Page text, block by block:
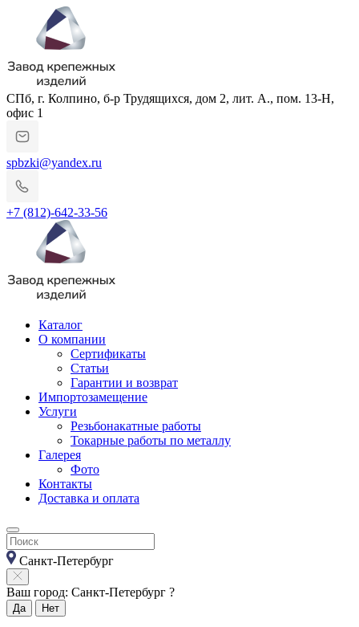
СПб, г. Колпино, б-р Трудящихся, дом 2, лит. А., пом. 13-Н,
офис 1
spbzki@yandex.ru
+7 (812)-642-33-56
Каталог
О компании
Сертификаты
Статьи
Гарантии и возврат
Импортозамещение
Услуги
Резьбонакатные работы
Токарные работы по металлу
Галерея
Фото
Контакты
Доставка и оплата
Санкт-Петербург
Ваш город: Санкт-Петербург ?
Да Нет